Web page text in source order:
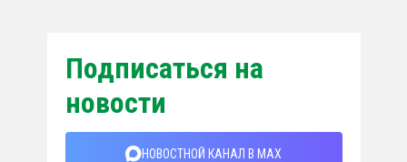
Подписаться на
новости
НОВОСТНОЙ КАНАЛ В MAX